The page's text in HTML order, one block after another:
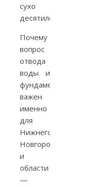
сухо
десятилетиями.
Почему
вопрос
отвода
воды и
фундамента
важен
именно
для
Нижнего
Новгорода
и
области
—